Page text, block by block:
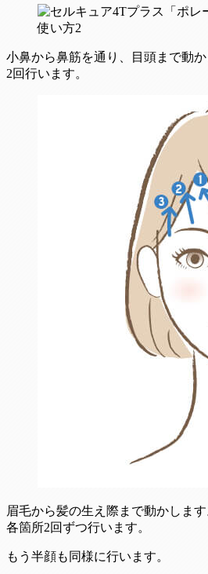
小鼻から鼻筋を通り、目頭まで動か
2回行います。
眉毛から髪の生え際まで動かします
各箇所2回ずつ行います。
もう半顔も同様に行います。